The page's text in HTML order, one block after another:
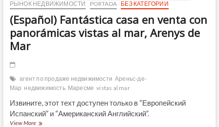
РЫНОК НЕДВИЖИМОСТИ
PORTADA БЕЗ КАТЕГОРИИ
(Español) Fantástica casa en venta con
panorámicas vistas al mar, Arenys de
Mar
агент по продаже недвижимости Ареньс-де-
Мар недвижимость Маресме vistas al mar
Извините, этот техт доступен только в “Европейский
Испанский” и “Американский Английский”.
View More(Español)